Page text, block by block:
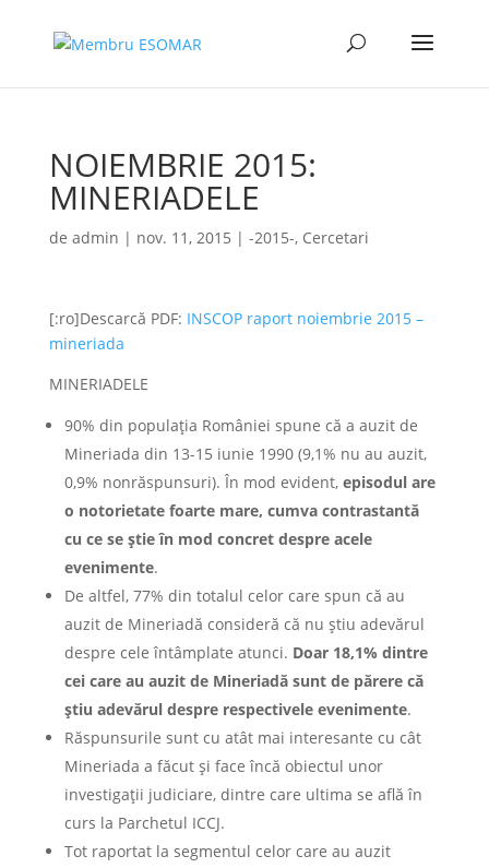
NOIEMBRIE 2015:
MINERIADELE
de admin | nov. 11, 2015 | -2015-, Cercetari
[:ro]Descarcă PDF: INSCOP raport noiembrie 2015 –
mineriada
MINERIADELE
90% din populaţia României spune că a auzit de
Mineriada din 13-15 iunie 1990 (9,1% nu au auzit,
0,9% nonrăspunsuri). În mod evident, episodul are
o notorietate foarte mare, cumva contrastantă
cu ce se știe în mod concret despre acele
evenimente.
De altfel, 77% din totalul celor care spun că au
auzit de Mineriadă consideră că nu știu adevărul
despre cele întâmplate atunci. Doar 18,1% dintre
cei care au auzit de Mineriadă sunt de părere că
știu adevărul despre respectivele evenimente.
Răspunsurile sunt cu atât mai interesante cu cât
Mineriada a făcut și face încă obiectul unor
investigații judiciare, dintre care ultima se află în
curs la Parchetul ICCJ.
Tot raportat la segmentul celor care au auzit